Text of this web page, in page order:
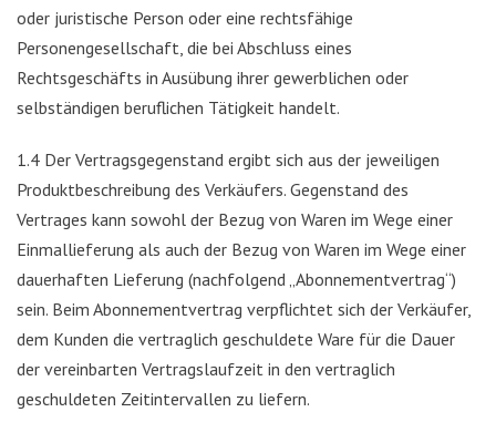
oder juristische Person oder eine rechtsfähige
Personengesellschaft, die bei Abschluss eines
Rechtsgeschäfts in Ausübung ihrer gewerblichen oder
selbständigen beruflichen Tätigkeit handelt.
1.4 Der Vertragsgegenstand ergibt sich aus der jeweiligen
Produktbeschreibung des Verkäufers. Gegenstand des
Vertrages kann sowohl der Bezug von Waren im Wege einer
Einmallieferung als auch der Bezug von Waren im Wege einer
dauerhaften Lieferung (nachfolgend „Abonnementvertrag“)
sein. Beim Abonnementvertrag verpflichtet sich der Verkäufer,
dem Kunden die vertraglich geschuldete Ware für die Dauer
der vereinbarten Vertragslaufzeit in den vertraglich
geschuldeten Zeitintervallen zu liefern.